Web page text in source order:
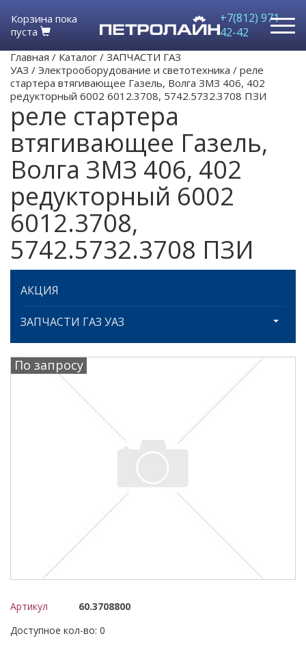
Корзина пока
пуста
+7(812) 971-
42-42
Главная / Каталог / ЗАПЧАСТИ ГАЗ
УАЗ / Электрооборудование и светотехника / реле
стартера втягивающее Газель, Волга ЗМЗ 406, 402
редукторный 6002 6012.3708, 5742.5732.3708 ПЗИ
реле стартера
втягивающее Газель,
Волга ЗМЗ 406, 402
редукторный 6002
6012.3708,
5742.5732.3708 ПЗИ
АКЦИЯ
ЗАПЧАСТИ ГАЗ УАЗ
По запросу
Артикул
60.3708800
Доступное кол-во: 0